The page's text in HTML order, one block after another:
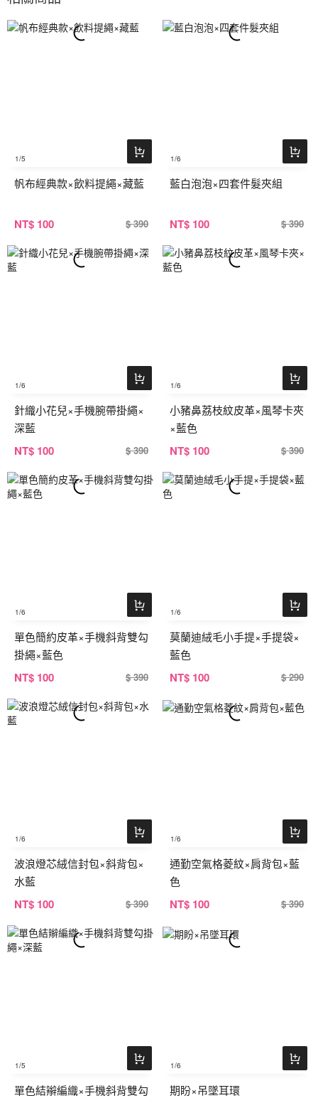
1/5
帆布經典款×飲料提繩×藏藍
NT$ 100 $ 390
1/6
藍白泡泡×四套件髮夾組
NT$ 100 $ 390
1/6
針織小花兒×手機腕帶掛繩×
深藍
NT$ 100 $ 390
1/6
小豬鼻荔枝紋皮革×風琴卡夾
×藍色
NT$ 100 $ 390
1/6
單色簡約皮革×手機斜背雙勾
掛繩×藍色
NT$ 100 $ 390
1/6
莫蘭迪絨毛小手提×手提袋×
藍色
NT$ 100 $ 290
1/6
波浪燈芯絨信封包×斜背包×
水藍
NT$ 100 $ 390
1/6
通勤空氣格菱紋×肩背包×藍
色
NT$ 100 $ 390
1/5
單色結辮編織×手機斜背雙勾
1/6
期盼×吊墜耳環